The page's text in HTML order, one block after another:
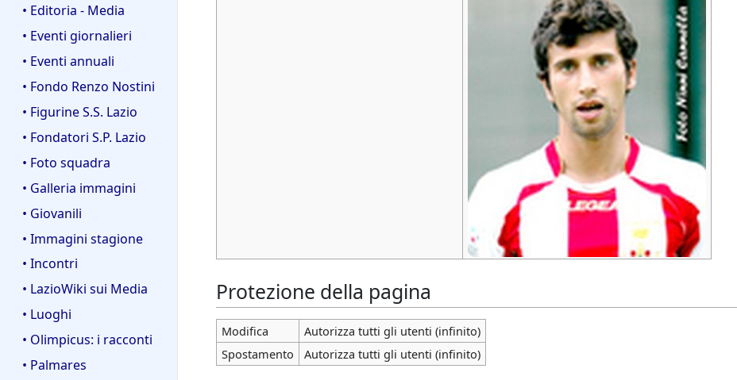
• Editoria - Media
• Eventi giornalieri
• Eventi annuali
• Fondo Renzo Nostini
• Figurine S.S. Lazio
• Fondatori S.P. Lazio
• Foto squadra
• Galleria immagini
• Giovanili
• Immagini stagione
• Incontri
• LazioWiki sui Media
• Luoghi
• Olimpicus: i racconti
• Palmares
Protezione della pagina
Modifica
Autorizza tutti gli utenti (infinito)
Spostamento
Autorizza tutti gli utenti (infinito)